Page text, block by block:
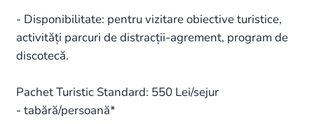
- Disponibilitate: pentru vizitare obiective turistice,
activități parcuri de distracții-agrement, program de
discotecă.
Pachet Turistic Standard: 550 Lei/sejur
- tabără/persoană*